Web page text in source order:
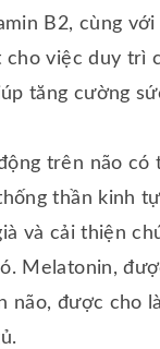
B2, cùng
cho việc duy trì
tăng cường
trên não có
thần kinh
và cải thiện
Melatonin,
não, được cho